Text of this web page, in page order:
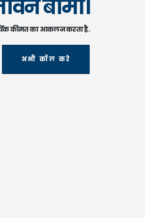
बीमा।
कीमत का आकलन करता है.
अभी कॉल करे